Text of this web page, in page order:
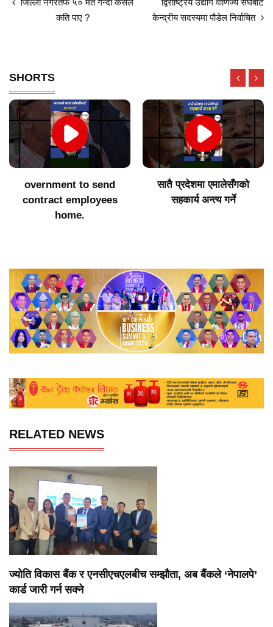
कति पाए ?
केन्द्रीय सदस्यमा पौडेल निर्वाचित
SHORTS
overnment to send
contract employees
home.
सातै प्रदेशमा एमालेसँगको
सहकार्य अन्त्य गर्ने
RELATED NEWS
ज्योति विकास बैंक र एनसीएचएलबीच सम्झौता, अब बैंकले ‘नेपालपे’
कार्ड जारी गर्न सक्ने